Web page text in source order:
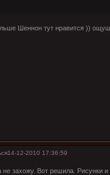
Шеннон тут нравится ))
14-12-2010 17:36:59
захожу. Вот решила. Рисунки